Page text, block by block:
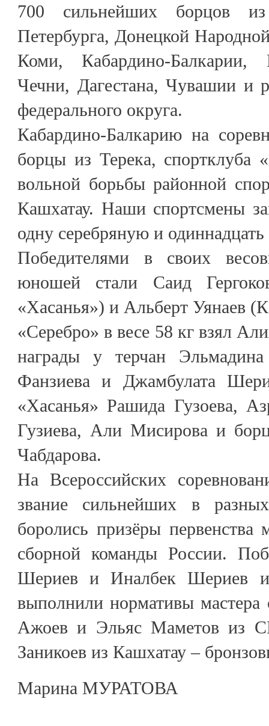
700 сильнейших борцов
Петербурга, Донецкой
Коми, Кабардино-Балкарии,
Чечни, Дагестана, Чувашии и
федерального округа.
Кабардино-Балкарию на
борцы из Терека, спортклуба
вольной борьбы районной
Кашхатау. Наши спортсмены
одну серебряную и
Победителями в своих
юношей стали Саид
«Хасанья») и Альберт Уянаев
«Серебро» в весе 58 кг взял
награды у терчан
Фанзиева и Джамбулата
«Хасанья» Рашида Гузоева,
Гузиева, Али Мисирова и
Чабдарова.
На Всероссийских
звание сильнейших в
боролись призёры
сборной команды России.
Шериев и Иналбек Шериев
выполнили нормативы мастера
Ажоев и Эльяс Маметов из
Заникоев из Кашхатау –
Марина МУРАТОВА